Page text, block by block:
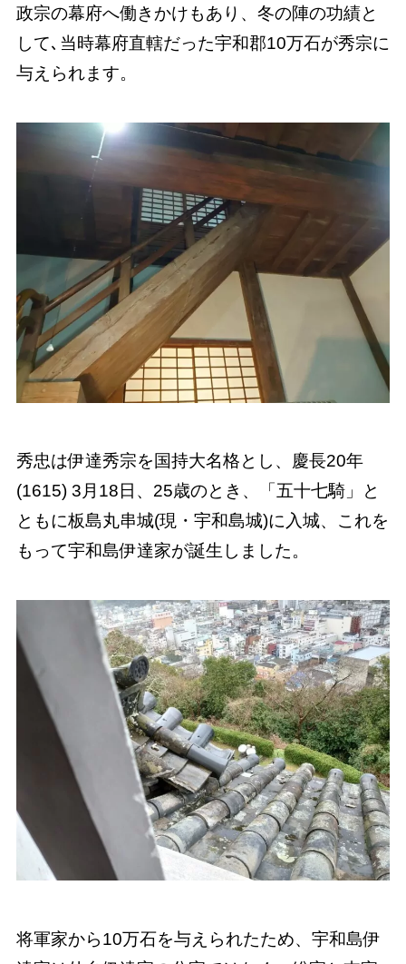
政宗の幕府へ働きかけもあり、冬の陣の功績と
して､当時幕府直轄だった宇和郡10万石が秀宗に
与えられます。
秀忠は伊達秀宗を国持大名格とし、慶長20年
(1615) 3月18日、25歳のとき、「五十七騎」と
ともに板島丸串城(現・宇和島城)に入城、これを
もって宇和島伊達家が誕生しました。
将軍家から10万石を与えられたため、宇和島伊